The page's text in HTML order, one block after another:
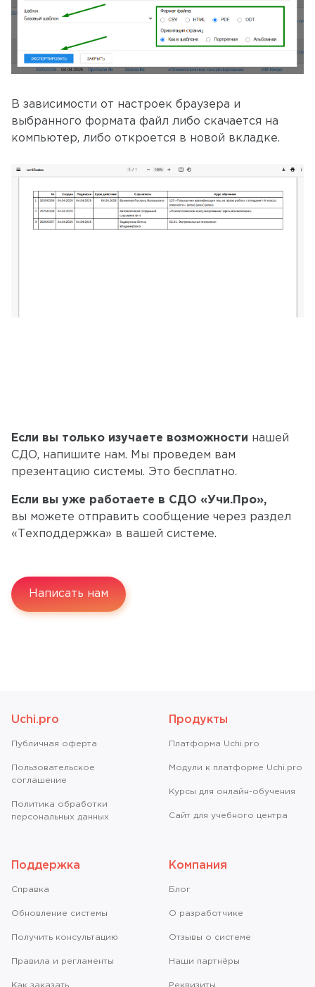
В зависимости от настроек браузера и
выбранного формата файл либо скачается на
компьютер, либо откроется в новой вкладке.
Если вы только изучаете возможности нашей
СДО, напишите нам. Мы проведем вам
презентацию системы. Это бесплатно.
Если вы уже работаете в СДО «Учи.Про»,
вы можете отправить сообщение через раздел
«Техподдержка» в вашей системе.
Написать нам
Uchi.pro
Публичная оферта
Пользовательское
соглашение
Политика обработки
персональных данных
Продукты
Платформа Uchi.pro
Модули к платформе Uchi.pro
Курсы для онлайн-обучения
Сайт для учебного центра
Поддержка
Справкa
Обновление системы
Получить консультацию
Правила и регламенты
Как заказать
Компания
Блог
О разработчике
Отзывы о системе
Наши партнёры
Реквизиты